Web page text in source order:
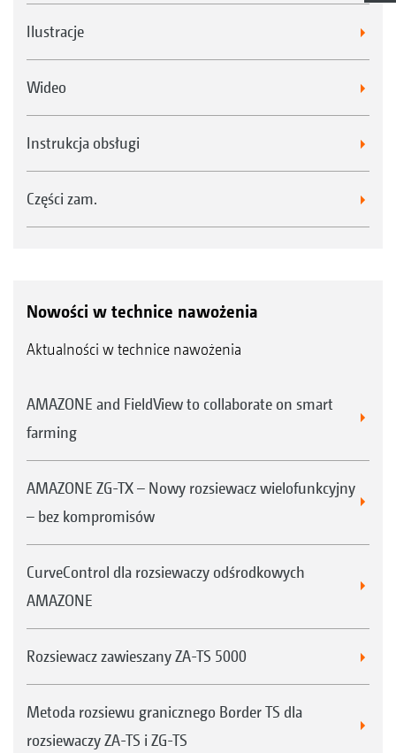
Ilustracje
Wideo
Instrukcja obsługi
Części zam.
Nowości w technice nawożenia
Aktualności w technice nawożenia
AMAZONE and FieldView to collaborate on smart
farming
AMAZONE ZG-TX – Nowy rozsiewacz wielofunkcyjny
– bez kompromisów
CurveControl dla rozsiewaczy odśrodkowych
AMAZONE
Rozsiewacz zawieszany ZA-TS 5000
Metoda rozsiewu granicznego Border TS dla
rozsiewaczy ZA-TS i ZG-TS